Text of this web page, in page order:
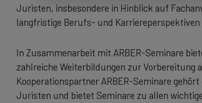
Juristen, insbesondere in Hinblick auf
langfristige Berufs- und Karriereperspektiven
In Zusammenarbeit mit ARBER-Seminare
zahlreiche Weiterbildungen zur Vorbereitung
Kooperationspartner ARBER-Seminare
Juristen und bietet Seminare zu allen